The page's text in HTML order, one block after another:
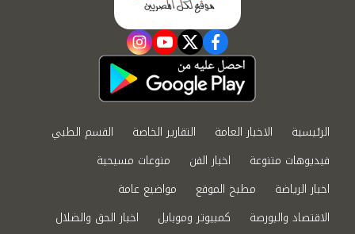
facebook
twitter
youtube
instagram
الرئيسية الاخبار العامة التقارير الخاصة
القسم الطبي
فيديوهات متنوعة
اخبار الفن
منوعات مسيحية
اخبار الرياضة
مطبخ الموقع
مواضيع عامة
الاقتصاد والبورصة
كمبيوتر وموبايل اخبار الحق والضلال